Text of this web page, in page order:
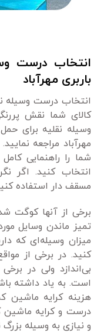
انتخاب درست
باربری مهرآباد
انتخاب درست وسیله
کالای شما نقش
وسیله نقلیه برای
مهرآباد مراجعه
شما را راهنمایی
انتخاب کنید. اگر
مسقف دار استفاده
برخی از آنها کوگت
تمیز ماندن وسایل
میزان وسیله‌ای که
کنید. در برخی از
بی‌اندازد ولی در
است. به یاد داشته
هزینه کرایه
درست و کرایه ماشین
و نیازی به وسیله